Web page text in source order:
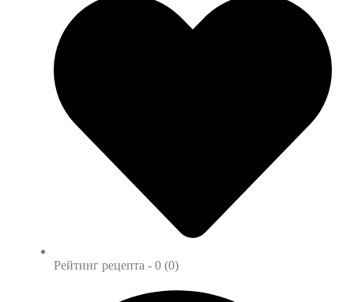
Рейтинг рецепта - 0 (0)